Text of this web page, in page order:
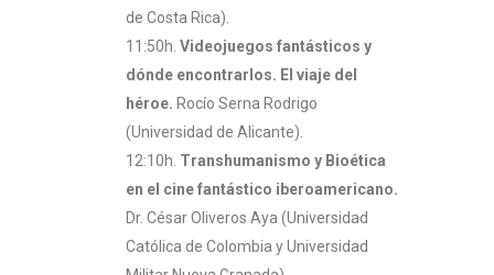
de Costa Rica).
11:50h. Videojuegos fantásticos y
dónde encontrarlos. El viaje del
héroe. Rocío Serna Rodrigo
(Universidad de Alicante).
12:10h. Transhumanismo y Bioética
en el cine fantástico iberoamericano.
Dr. César Oliveros Aya (Universidad
Católica de Colombia y Universidad